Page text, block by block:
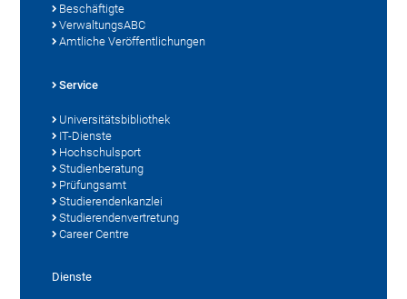
Beschäftigte
VerwaltungsABC
Amtliche Veröffentlichungen
Service
Universitätsbibliothek
IT-Dienste
Hochschulsport
Studienberatung
Prüfungsamt
Studierendenkanzlei
Studierendenvertretung
Career Centre
Dienste